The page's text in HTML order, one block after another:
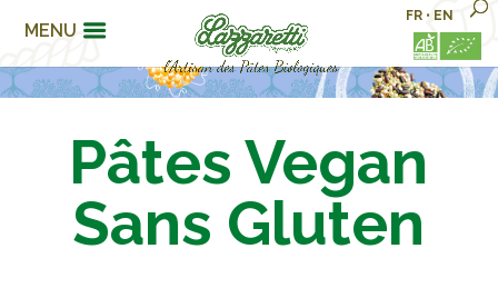
MENU
FR • EN
Pâtes Vegan
Sans Gluten